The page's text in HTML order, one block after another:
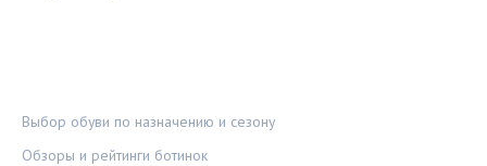
Выбор обуви по назначению и сезону
Обзоры и рейтинги ботинок